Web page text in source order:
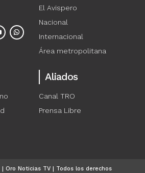
El Avispero
Nacional
Internacional
Área metropolitana
Aliados
Canal TRO
Prensa Libre
Oro Noticias TV | Todos los derechos